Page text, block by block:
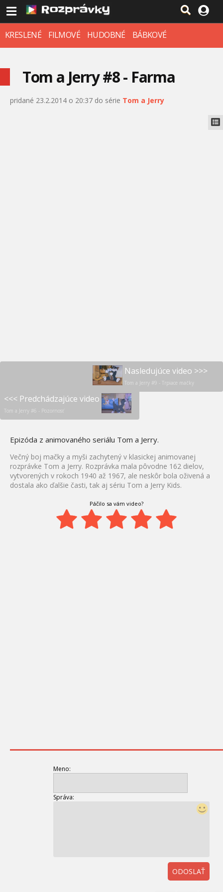
KRESLENÉ FILMOVÉ HUDOBNÉ BÁBKOVÉ
Tom a Jerry #8 - Farma
pridané 23.2.2014 o 20:37 do série Tom a Jerry
Nasledujúce video >>>
Tom a Jerry #9 - Trpiace mačky
<<< Predchádzajúce video
Tom a Jerry #6 - Pozornosť
Epizóda z animovaného seriálu Tom a Jerry.
Večný boj mačky a myši zachytený v klasickej animovanej
rozprávke Tom a Jerry. Rozprávka mala pôvodne 162 dielov,
vytvorených v rokoch 1940 až 1967, ale neskôr bola oživená a
dostala ako ďalšie časti, tak aj sériu Tom a Jerry Kids.
Páčilo sa vám video?
Meno:
Správa:
ODOSLAŤ